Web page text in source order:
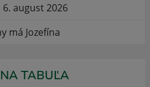
august 2026
má Jozefína
TABUĽA